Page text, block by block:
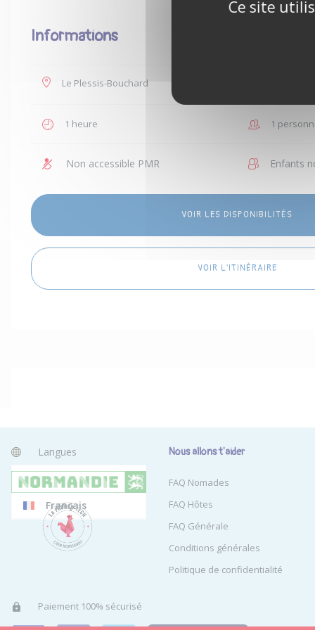
Informations
Le Plessis-Bouchard
1 heure 1
Non accessible PMR Enfants
VOIR LES DISPONIBILITÉS
VOIR L'ITINÉRAIRE
Langues
Anglais
Français
Nous allons t'aider
FAQ Nomades
FAQ Hôtes
FAQ Générale
Conditions générales
Politique de confidentialité
Paiement 100% sécurisé
Ce site